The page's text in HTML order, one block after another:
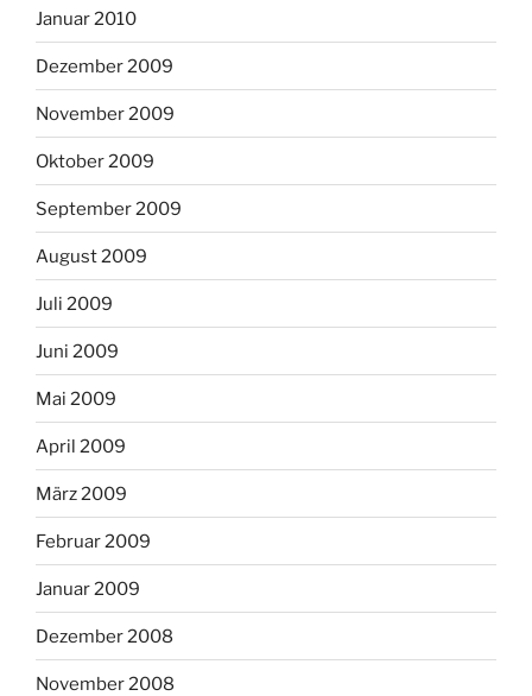
Januar 2010
Dezember 2009
November 2009
Oktober 2009
September 2009
August 2009
Juli 2009
Juni 2009
Mai 2009
April 2009
März 2009
Februar 2009
Januar 2009
Dezember 2008
November 2008